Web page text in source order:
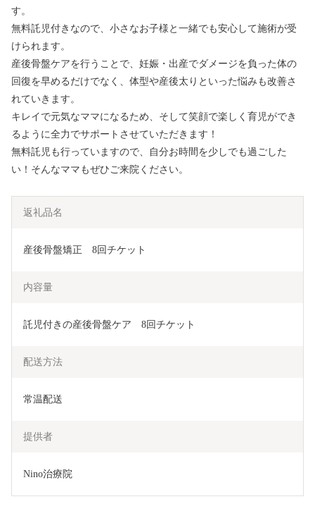
す。
無料託児付きなので、小さなお子様と一緒でも安心して施術が受
けられます。
産後骨盤ケアを行うことで、妊娠・出産でダメージを負った体の
回復を早めるだけでなく、体型や産後太りといった悩みも改善さ
れていきます。
キレイで元気なママになるため、そして笑顔で楽しく育児ができ
るように全力でサポートさせていただきます！
無料託児も行っていますので、自分お時間を少しでも過ごした
い！そんなママもぜひご来院ください。
返礼品名
産後骨盤矯正　8回チケット
内容量
託児付きの産後骨盤ケア　8回チケット
配送方法
常温配送
提供者
Nino治療院